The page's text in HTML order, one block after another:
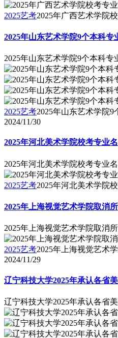
2025艺考2025年广西艺术学院
2025年山东艺术学院9个本科专
2025年山东艺术学院9个本科专
2025艺考2025年山东艺术学院
2024/11/30
2025年河北美术学院校考专业
2025年河北美术学院校考专业
2025艺考2025年河北美术学院
2025年上海视觉艺术学院取消
2025年上海视觉艺术学院取消
2025艺考2025年上海视觉艺术
2024/11/29
辽宁科技大学2025年承认各省
辽宁科技大学2025年承认各省